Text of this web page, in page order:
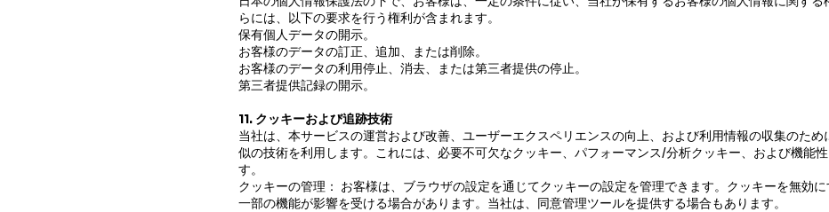
らには、以下の要求を行う権利が含まれます。
保有個人データの開示。
お客様のデータの訂正、追加、または削除。
お客様のデータの利用停止、消去、または第三者提供の停止。
第三者提供記録の開示。
11. クッキーおよび追跡技術
当社は、本サービスの運営および改善、ユーザーエクスペリエンスの向上、および利用情報の収集のた
似の技術を利用します。これには、必要不可欠なクッキー、パフォーマンス/分析クッキー、および機能
す。
クッキーの管理： お客様は、ブラウザの設定を通じてクッキーの設定を管理できます。クッキーを無効
一部の機能が影響を受ける場合があります。当社は、同意管理ツールを提供する場合もあります。